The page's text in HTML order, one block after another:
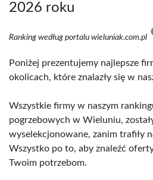
2026 roku
Ranking według portalu wieluniak.com.pl
Poniżej prezentujemy najlepsze
okolicach, które znalazły się w
Wszystkie firmy w naszym
pogrzebowych w Wieluniu,
wyselekcjonowane, zanim trafiły
Wszystko po to, aby znaleźć
Twoim potrzebom.